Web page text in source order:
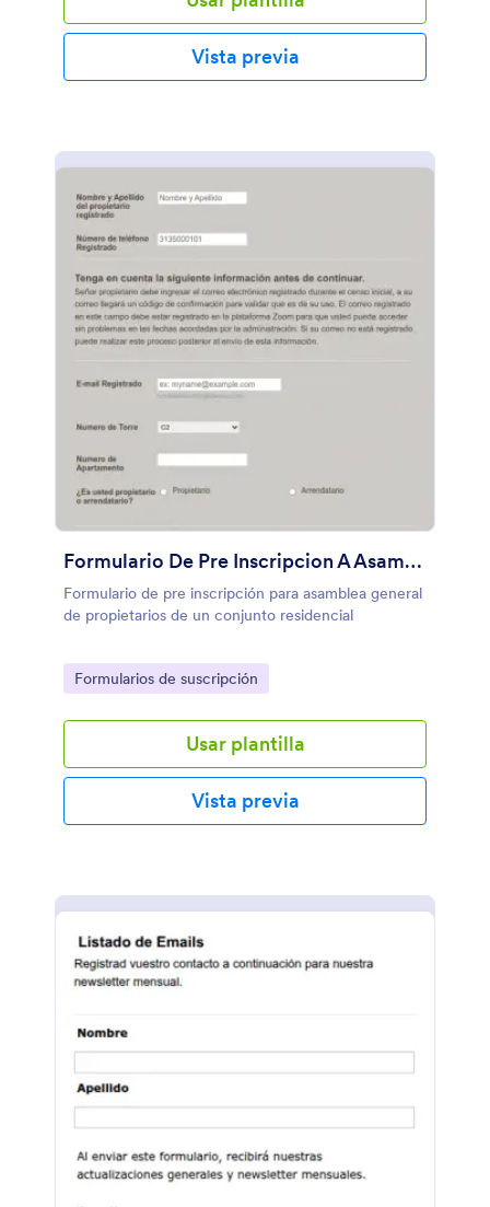
proceso y recopilar información de los nuevos
clientes a vuestra propia página web! Únicamente
debéis personalizar el formulario para que
formulario para que cumpla con las necesidades de
cambiando los colores, las tipografías, las imágenes
de fondo, y añadiendo el logo corporativo, recopilad
los pagos y firmas ¡y mucho más! ¡Todo sin
enviar las respuestas recopiladas a vuestro método
de almacenamiento, ya sea Google Sheets o Google
Drive, Jotform dispone con +100 integraciones que
os ayudarán a tener el orden mejor os vaya.
Obtened la información que necesitéis por parte de
vuestros nuevos clientes con el formulario gratuito
de activación de nuevos clientes.
Vista previa
Formulario De Pre Inscripcion A Asamblea
Formulario de pre inscripción para asamblea general
de propietarios de un conjunto residencial
Go to Category:
Formularios de suscripción
Usar plantilla
Vista previa